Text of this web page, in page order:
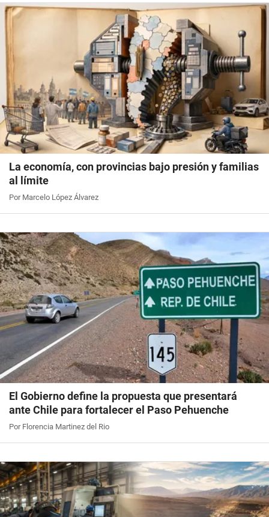
La economía, con provincias bajo presión y familias
al límite
Por Marcelo López Álvarez
El Gobierno define la propuesta que presentará
ante Chile para fortalecer el Paso Pehuenche
Por Florencia Martinez del Rio